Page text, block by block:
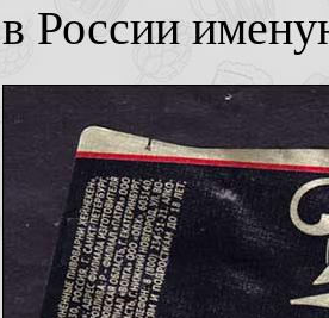
в России